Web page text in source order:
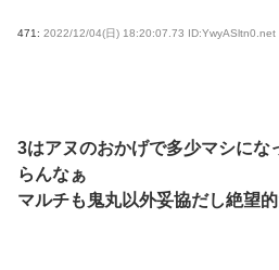
471: 2022/12/04(日) 18:20:07.73 ID:YwyASltn0.net
3はアヌのおかげで多少マシにな
らんなぁ
マルチも鬼丸以外妥協だし絶望